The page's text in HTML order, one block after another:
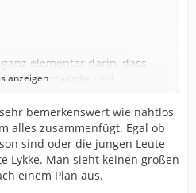
elementar darin, dass
Distanzwürfe und
1:1 mit Folgehandlung.
auswerten würde, dann ist
insbesondere in
geprägt von
Rückraum-Kreis. Ich
in Magdeburg macht,
anzeigen
bemerkenswert wie nahtlos
alles zusammenfügt. Egal ob
sind oder die jungen Leute
Lykke. Man sieht keinen großen
einem Plan aus.